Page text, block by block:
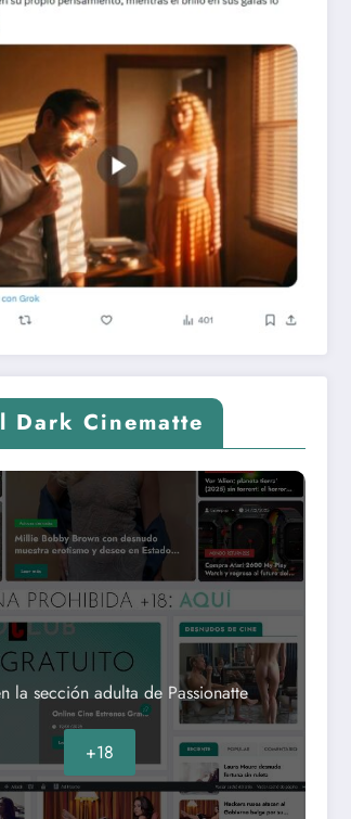
Dark Cinematte
la sección adulta de Passionatte
+18